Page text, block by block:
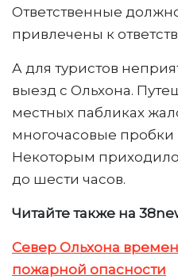
Ответственные
привлечены к
А для туристов
выезд с Ольхона.
местных пабликах
многочасовые пробки
Некоторым
до шести часов.
Читайте также на
Север Ольхона
пожарной опасности